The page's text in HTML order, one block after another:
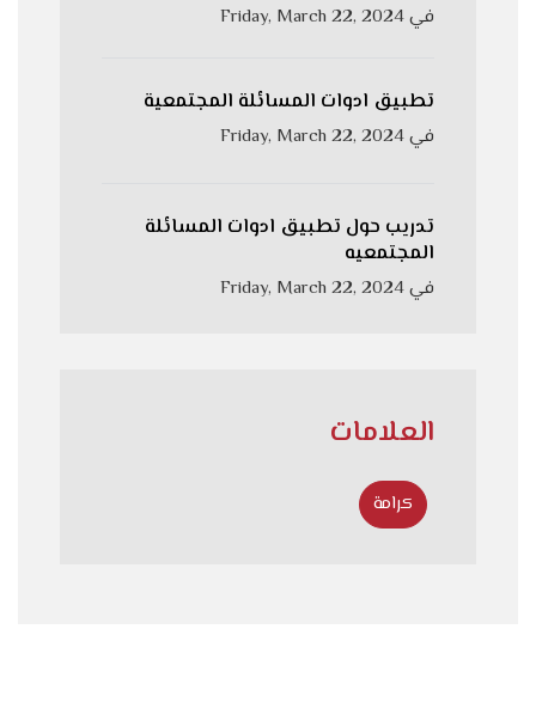
فيFriday, March 22, 2024
تطبيق ادوات المسائلة المجتمعية
فيFriday, March 22, 2024
تدريب حول تطبيق ادوات المسائلة
المجتمعيه
فيFriday, March 22, 2024
العلامات
كرامة